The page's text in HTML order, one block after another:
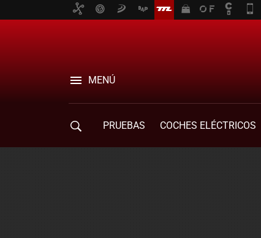
MENÚ
PRUEBAS COCHES ELÉCTRICOS